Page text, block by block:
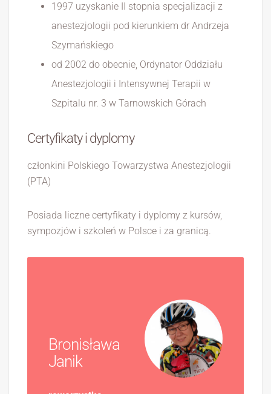
1997 uzyskanie II stopnia specjalizacji z
anestezjologii pod kierunkiem dr Andrzeja
Szymańskiego
od 2002 do obecnie, Ordynator Oddziału
Anestezjologii i Intensywnej Terapii w
Szpitalu nr. 3 w Tarnowskich Górach
Certyfikaty i dyplomy
członkini Polskiego Towarzystwa Anestezjologii
(PTA)
Posiada liczne certyfikaty i dyplomy z kursów,
sympozjów i szkoleń w Polsce i za granicą.
Bronisława
Janik